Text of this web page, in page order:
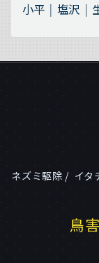
小平
塩沢
ネズミ駆除 イタ
鳥